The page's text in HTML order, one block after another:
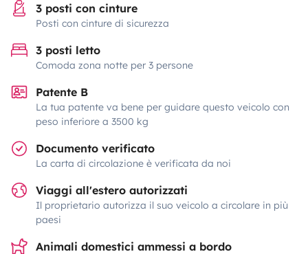
3 posti con cinture
Posti con cinture di sicurezza
3 posti letto
Comoda zona notte per 3 persone
Patente B
La tua patente va bene per guidare questo veicolo con
peso inferiore a 3500 kg
Documento verificato
La carta di circolazione è verificata da noi
Viaggi all'estero autorizzati
Il proprietario autorizza il suo veicolo a circolare in più
paesi
Animali domestici ammessi a bordo